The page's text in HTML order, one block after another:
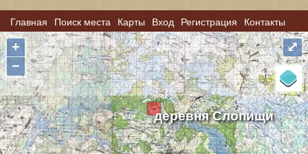
Главная Поиск места Карты Вход Регистрация Контакты
деревня Слопищи
+
−
⤢